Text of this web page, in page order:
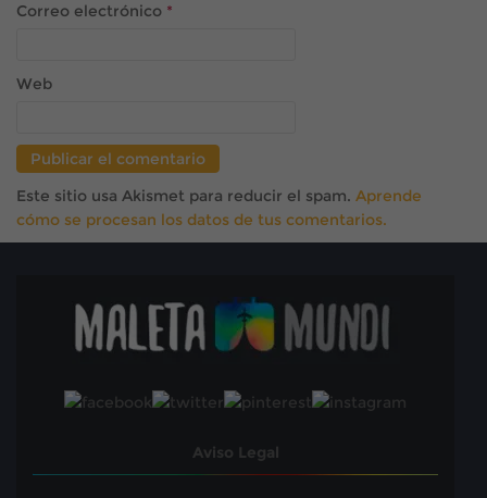
Correo electrónico *
Web
Este sitio usa Akismet para reducir el spam. Aprende
cómo se procesan los datos de tus comentarios.
Aviso Legal